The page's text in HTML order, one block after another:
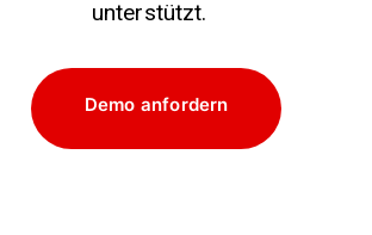
unterstützt.
Demo anfordern